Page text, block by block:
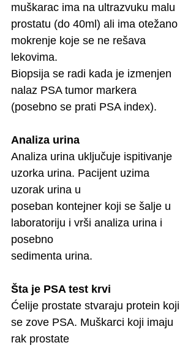
muškarac ima na ultrazvuku malu
prostatu (do 40ml) ali ima otežano
mokrenje koje se ne rešava
lekovima.
Biopsija se radi kada je izmenjen
nalaz PSA tumor markera
(posebno se prati PSA index).
Analiza urina
Analiza urina uključuje ispitivanje
uzorka urina. Pacijent uzima
uzorak urina u
poseban kontejner koji se šalje u
laboratoriju i vrši analiza urina i
posebno
sedimenta urina.
Šta je PSA test krvi
Ćelije prostate stvaraju protein koji
se zove PSA. Muškarci koji imaju
rak prostate